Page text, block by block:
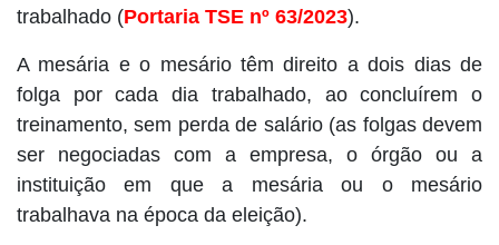
trabalhado (Portaria TSE nº 63/2023).
A mesária e o mesário têm direito a dois dias de
folga por cada dia trabalhado, ao concluírem o
treinamento, sem perda de salário (as folgas devem
ser negociadas com a empresa, o órgão ou a
instituição em que a mesária ou o mesário
trabalhava na época da eleição).